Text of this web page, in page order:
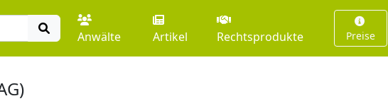
Anwälte Artikel Rechtsprodukte Preise